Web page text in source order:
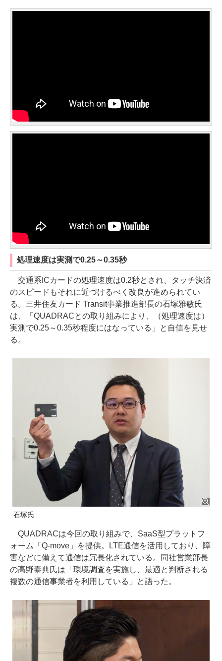
処理速度は実測で0.25～0.35秒
交通系ICカードの処理速度は0.2秒とされ、タッチ決済
のスピードもそれに近づけるべく改良が進められてい
る。三井住友カード Transit事業推進部長の石塚雅敏氏
は、「QUADRACとの取り組みにより、（処理速度は）
実測で0.25～0.35秒程度にはなっている」と自信を見せ
る。
石塚氏
QUADRACは今回の取り組みで、SaaS型プラットフ
ォーム「Q-move」を提供。LTE通信を活用しており、障
害などに備えて通信は冗長化されている。同社営業部長
の高野泰典氏は「環境調査を実施し、最適と判断される
複数の通信事業者を利用している」と語った。